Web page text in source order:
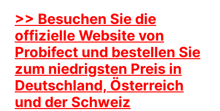
>> Besuchen Sie die
offizielle Website von
Probifect und bestellen Sie
zum niedrigsten Preis in
Deutschland, Österreich
und der Schweiz